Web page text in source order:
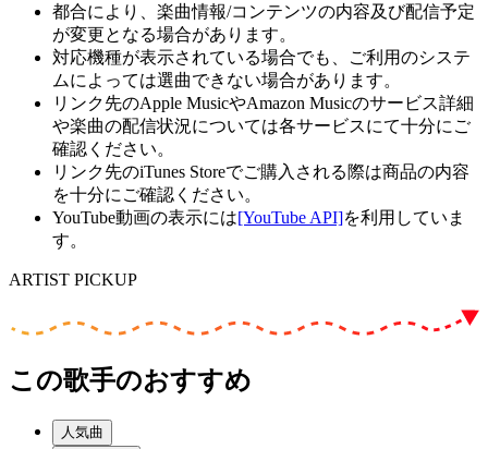
都合により、楽曲情報/コンテンツの内容及び配信予定
が変更となる場合があります。
対応機種が表示されている場合でも、ご利用のシステ
ムによっては選曲できない場合があります。
リンク先のApple MusicやAmazon Musicのサービス詳細
や楽曲の配信状況については各サービスにて十分にご
確認ください。
リンク先のiTunes Storeでご購入される際は商品の内容
を十分にご確認ください。
YouTube動画の表示には[YouTube API]を利用していま
す。
ARTIST PICKUP
この歌手のおすすめ
人気曲